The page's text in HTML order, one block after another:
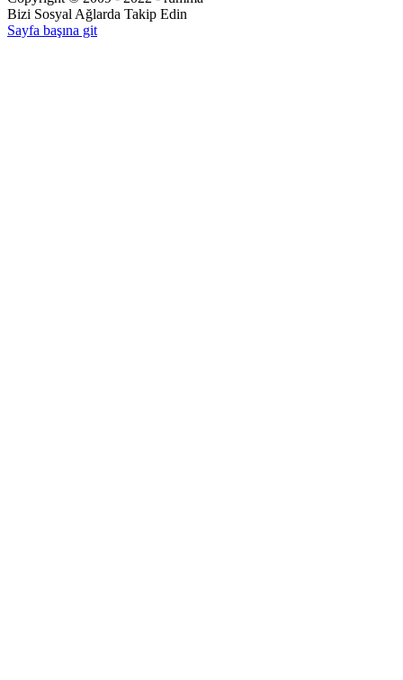
Bizi Sosyal Ağlarda Takip Edin
Sayfa başına git